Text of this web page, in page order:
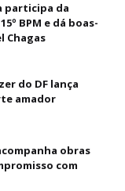
participa da
BPM e dá boas-
Chagas
do DF lança
amador
obras
com